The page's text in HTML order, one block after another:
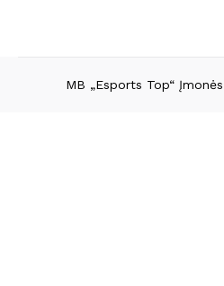
MB „Esports Top“